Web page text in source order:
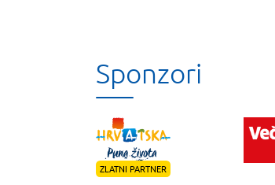
Sponzori
ZLATNI PARTNER